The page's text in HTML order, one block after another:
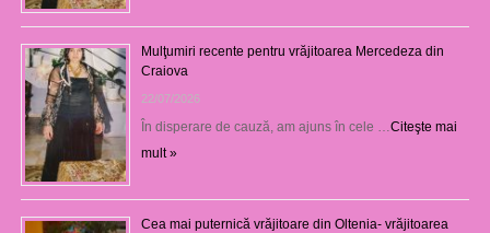
Mulţumiri recente pentru vrăjitoarea Mercedeza din
Craiova
22/07/2026
În disperare de cauză, am ajuns în cele … Citeşte mai
mult »
Cea mai puternică vrăjitoare din Oltenia- vrăjitoarea